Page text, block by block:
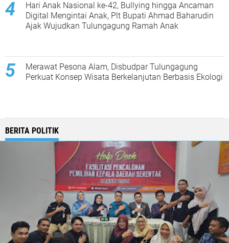
Hari Anak Nasional ke-42, Bullying hingga Ancaman
Digital Mengintai Anak, Plt Bupati Ahmad Baharudin
Ajak Wujudkan Tulungagung Ramah Anak
Merawat Pesona Alam, Disbudpar Tulungagung
Perkuat Konsep Wisata Berkelanjutan Berbasis Ekologi
BERITA POLITIK